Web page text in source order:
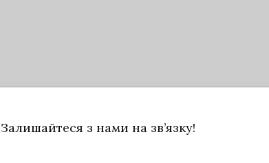
Залишайтеся з нами на зв’язку!